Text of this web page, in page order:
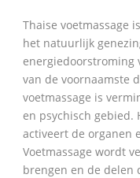
Thaise voetmassage
het natuurlijk
energiedoorstroming
van de voornaamste
voetmassage is
en psychisch
activeert de organen
Voetmassage wordt
brengen en de delen